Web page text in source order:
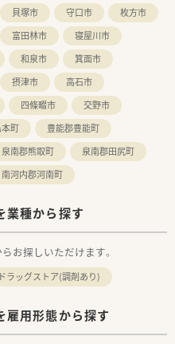
貝塚市 守口市
枚方市
富田林市
寝屋川市
和泉市
箕面市
摂津市
高石市
四條畷市
交野市
町
豊能郡豊能町
泉南郡熊取町
泉南郡田尻町
南河内郡河南町
業種から探す
お探しいただけます。
ドラッグストア(調剤あり)
雇用形態から探す